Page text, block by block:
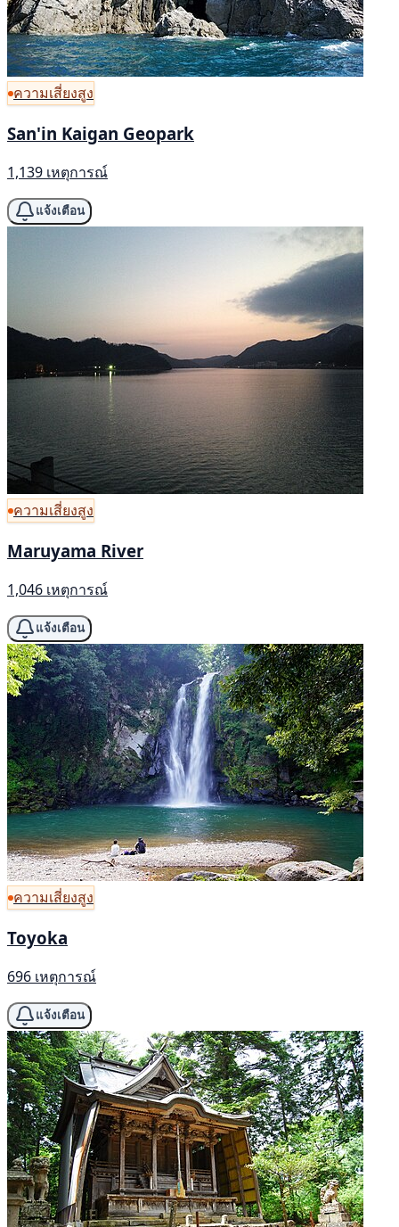
ความเสี่ยงสูง
San'in Kaigan Geopark
1,139 เหตุการณ์
แจ้งเตือน
ความเสี่ยงสูง
Maruyama River
1,046 เหตุการณ์
แจ้งเตือน
ความเสี่ยงสูง
Toyoka
696 เหตุการณ์
แจ้งเตือน